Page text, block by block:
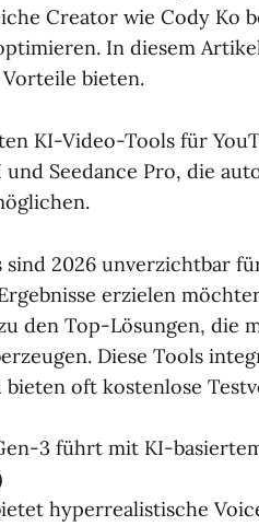
Creator wie Cody Ko
In diesem
bieten.
KI-Video-Tools für
und Seedance Pro, die
2026 unverzichtbar
erzielen
den Top-Lösungen, die
Diese Tools
oft kostenlose
3 führt mit KI-
hyperrealistische